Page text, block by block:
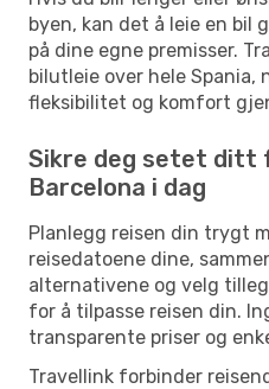
byen, kan det å leie en bil
på dine egne premisser.
bilutleie over hele Spania,
fleksibilitet og komfort
Sikre deg setet ditt
Barcelona i dag
Planlegg reisen din trygt
reisedatoene dine,
alternativene og velg
for å tilpasse reisen din.
transparente priser og
Travellink forbinder